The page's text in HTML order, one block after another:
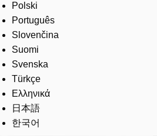
Polski
Português
Slovenčina
Suomi
Svenska
Türkçe
Ελληνικά
日本語
한국어